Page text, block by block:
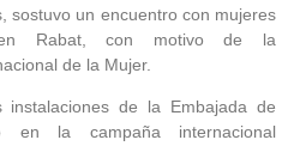
sostuvo un encuentro con mujeres
en Rabat, con motivo de la
de la Mujer.
de la Embajada de
en la campaña internacional